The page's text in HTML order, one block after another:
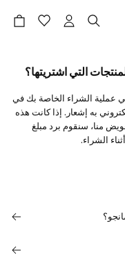
التي اشتريتها؟
عملية الشراء الخاصة بك في
به إشعار. إذا كانت هذه
منا، سنقوم برد مبلغ
الشراء.